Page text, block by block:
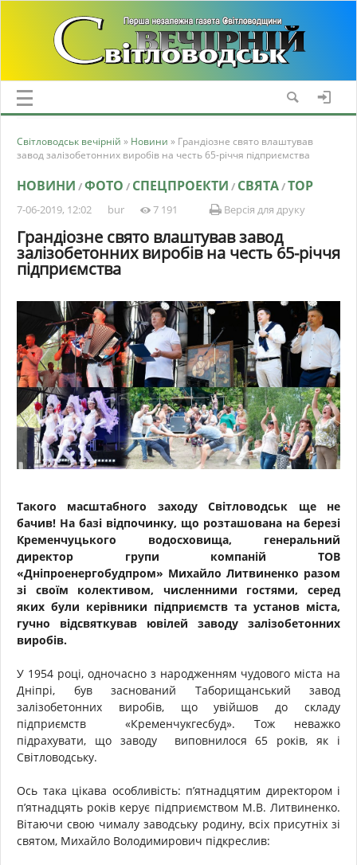
Світловодськ вечірній » Новини » Грандіозне свято влаштував
завод залізобетонних виробів на честь 65-річчя підприємства
НОВИНИ /ФОТО / СПЕЦПРОЕКТИ / СВЯТА/TOP
7-06-2019, 12:02 bur 7 191 Версія для друку
Грандіозне свято влаштував завод
залізобетонних виробів на честь 65-річчя
підприємства
Такого масштабного заходу Світловодськ ще не
бачив! На базі відпочинку, що розташована на березі
Кременчуцького водосховища, генеральний
директор групи компаній ТОВ
«Дніпроенергобудпром» Михайло Литвиненко разом
зі своїм колективом, численними гостями, серед
яких були керівники підприємств та установ міста,
гучно відсвяткував ювілей заводу залізобетонних
виробів.
У 1954 році, одночасно з народженням чудового міста на
Дніпрі, був заснований Таборищанський завод
залізобетонних виробів, що увійшов до складу
підприємств «Кременчукгесбуд». Тож неважко
підрахувати, що заводу виповнилося 65 років, як і
Світловодську.
Ось така цікава особливість: п’ятнадцятим директором і
п’ятнадцять років керує підприємством М.В. Литвиненко.
Вітаючи свою чималу заводську родину, всіх присутніх зі
святом, Михайло Володимирович підкреслив: